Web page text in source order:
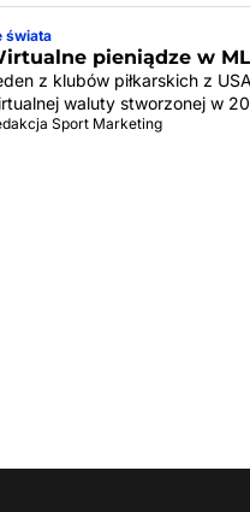
świata
pieniądze w
z klubów piłkarskich z
waluty stworzonej w
Sport Marketing